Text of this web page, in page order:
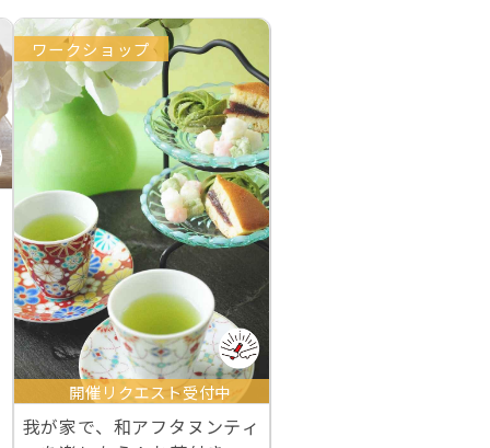
ワークショップ
開催リクエスト受付中
我が家で、和アフタヌンティ